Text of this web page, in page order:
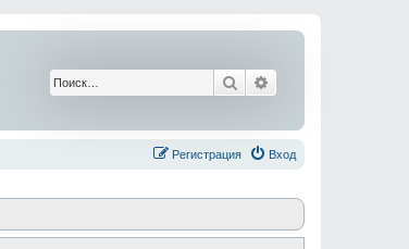
Поиск
Вход
Регистрация